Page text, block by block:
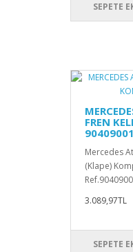
SEPETE
FREN
Mercedes
(Klape)
3.089,97TL
SEPETE